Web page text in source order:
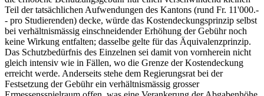
Teil der tatsächlichen Aufwendungen des Kantons (rund Fr. 11'000.-
- pro Studierenden) decke, würde das Kostendeckungsprinzip selbst
bei verhältnismässig einschneidender Erhöhung der Gebühr noch
keine Wirkung entfalten; dasselbe gelte für das Äquivalenzprinzip.
Das Schutzbedürfnis des Einzelnen sei damit von vornherein nicht
gleich intensiv wie in Fällen, wo die Grenze der Kostendeckung
erreicht werde. Anderseits stehe dem Regierungsrat bei der
Festsetzung der Gebühr ein verhältnismässig grosser